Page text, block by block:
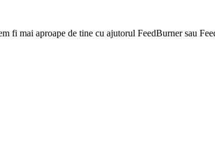
fi mai aproape de tine cu ajutorul FeedBurner sau